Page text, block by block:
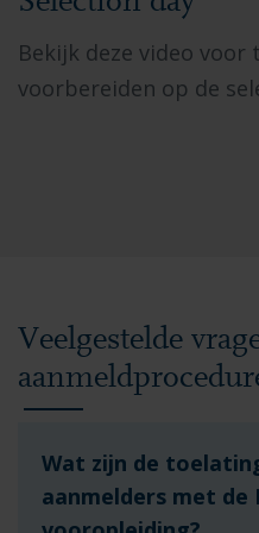
Bekijk deze video
voorbereiden op de
Veelgestelde
Wat zijn de
aanmelders met de